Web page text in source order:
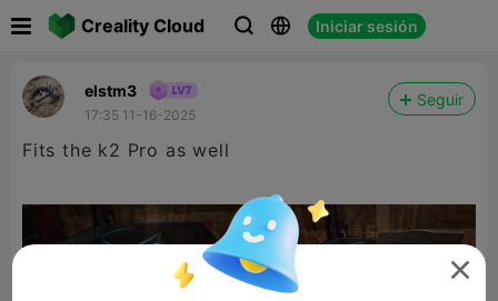
Creality Cloud   Iniciar sesión
elstm3
17:35 11-16-2025
Seguir
Fits the k2 Pro as well
